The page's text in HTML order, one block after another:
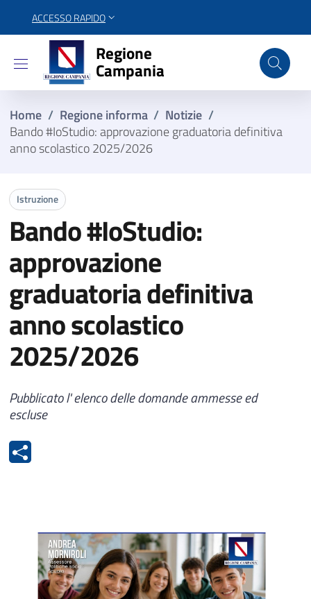
ACCESSO RAPIDO
Regione Campania
Regione
Campania
Home / Regione informa / Notizie /
Bando #IoStudio: approvazione graduatoria definitiva
anno scolastico 2025/2026
Istruzione
Bando #IoStudio:
approvazione
graduatoria definitiva
anno scolastico
2025/2026
Pubblicato l' elenco delle domande ammesse ed
escluse